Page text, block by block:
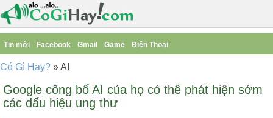
Tin mới Facebook Gmail Game Điện Thoại
Có Gì Hay? »AI
Google công bố AI của họ có thể phát hiện sớm
các dấu hiệu ung thư